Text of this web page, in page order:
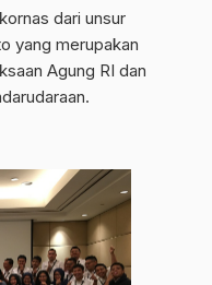
dari unsur
yang merupakan
Agung RI dan